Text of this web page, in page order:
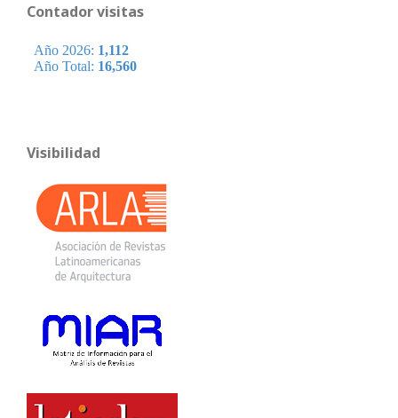
Contador visitas
Visibilidad